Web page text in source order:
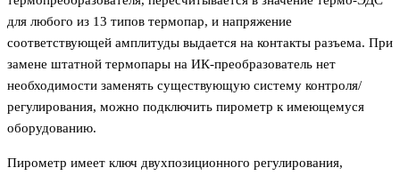
для любого из 13 типов термопар, и напряжение
соответствующей амплитуды выдается на контакты разъема. При
замене штатной термопары на ИК-преобразователь нет
необходимости заменять существующую систему контроля/
регулирования, можно подключить пирометр к имеющемуся
оборудованию.
Пирометр имеет ключ двухпозиционного регулирования,